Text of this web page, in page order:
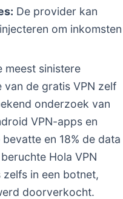
De provider kan
om inkomsten
meest sinistere
de gratis VPN zelf
onderzoek van
VPN-apps en
en 18% de data
Hola VPN
in een botnet,
doorverkocht.